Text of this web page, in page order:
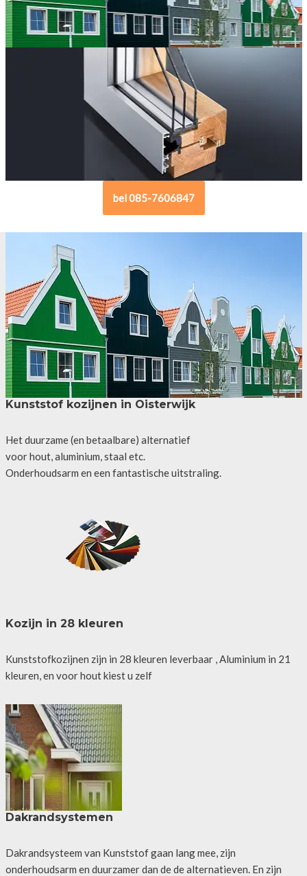
bel 085-7606847
Kunststof kozijnen in Oisterwijk
Het duurzame (en betaalbare) alternatief
voor hout, aluminium, staal etc.
Onderhoudsarm en een fantastische uitstraling.
Kozijn in 28 kleuren
Kunststofkozijnen zijn in 28 kleuren leverbaar , Aluminium in 21
kleuren, en voor hout kiest u zelf
Dakrandsystemen
Dakrandsysteem van Kunststof gaan lang mee, zijn
onderhoudsarm en duurzamer dan de de alternatieven. En zijn